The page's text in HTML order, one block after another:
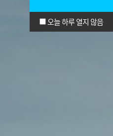
오늘 하루 열지 않음